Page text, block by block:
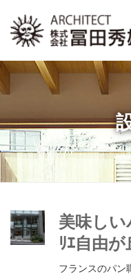
美味し
ﾘｴ自由
フランスのパン